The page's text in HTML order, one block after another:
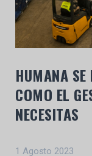
HUMANA
COMO EL
NECESITAS
1 Agosto 2023